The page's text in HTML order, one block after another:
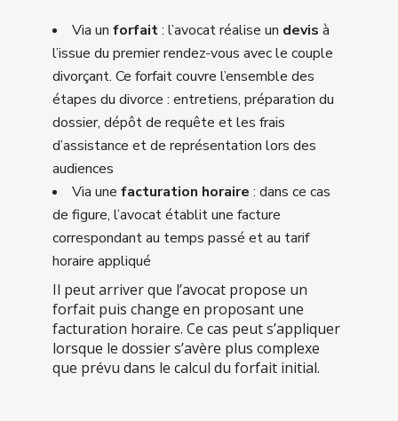
Via un forfait: l’avocat réalise un devis à
l’issue du premier rendez-vous avec le couple
divorçant. Ce forfait couvre l’ensemble des
étapes du divorce : entretiens, préparation du
dossier, dépôt de requête et les frais
d’assistance et de représentation lors des
audiences
Via une facturation horaire : dans ce cas
de figure, l’avocat établit une facture
correspondant au temps passé et au tarif
horaire appliqué
Il peut arriver que l’avocat propose un
forfait puis change en proposant une
facturation horaire. Ce cas peut s’appliquer
lorsque le dossier s’avère plus complexe
que prévu dans le calcul du forfait initial.